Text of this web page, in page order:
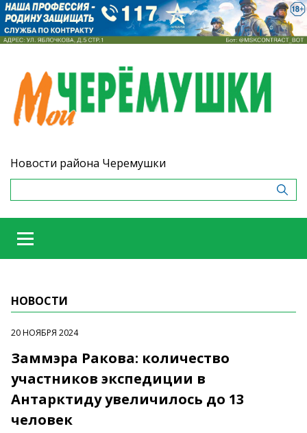
Новости района Черемушки
НОВОСТИ
20 НОЯБРЯ 2024
Заммэра Ракова: количество
участников экспедиции в
Антарктиду увеличилось до 13
человек